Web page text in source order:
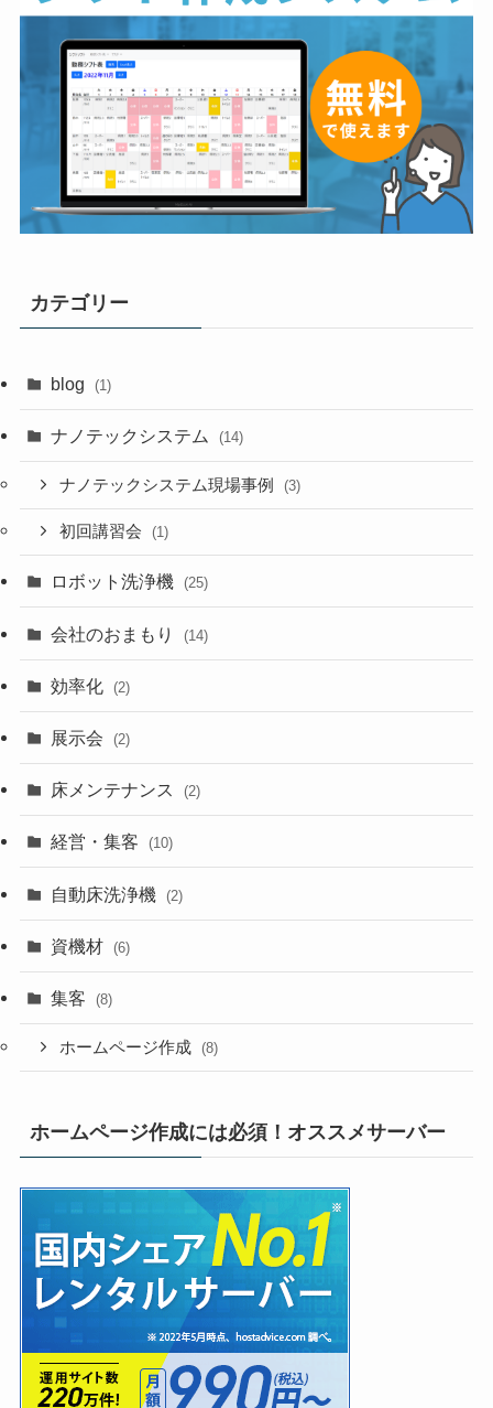
カテゴリー
blog (1)
ナノテックシステム (14)
ナノテックシステム現場事例 (3)
初回講習会 (1)
ロボット洗浄機 (25)
会社のおまもり (14)
効率化 (2)
展示会 (2)
床メンテナンス (2)
経営・集客 (10)
自動床洗浄機 (2)
資機材 (6)
集客 (8)
ホームページ作成 (8)
ホームページ作成には必須！オススメサーバー